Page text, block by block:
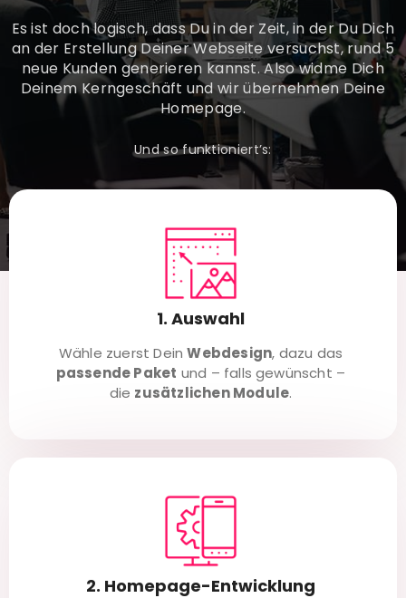
Es ist doch logisch, dass Du in der Zeit, in der Du Dich
an der Erstellung Deiner Webseite versuchst, rund 5
neue Kunden generieren kannst. Also widme Dich
Deinem Kerngeschäft und wir übernehmen Deine
Homepage.
Und so funktioniert’s:
1. Auswahl
Wähle zuerst DeinWebdesign, dazu das
passende Paket und – falls gewünscht –
die zusätzlichen Module.
2. Homepage-Entwicklung